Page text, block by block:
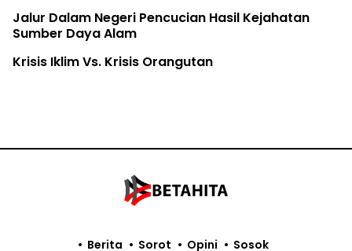
Jalur Dalam Negeri Pencucian Hasil Kejahatan
Sumber Daya Alam
Krisis Iklim Vs. Krisis Orangutan
Berita Sorot Opini
Sosok